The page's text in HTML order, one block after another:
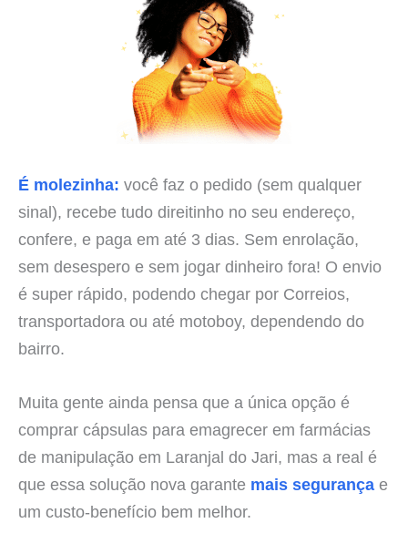
É molezinha: você faz o pedido (sem qualquer
sinal), recebe tudo direitinho no seu endereço,
confere, e paga em até 3 dias. Sem enrolação,
sem desespero e sem jogar dinheiro fora! O envio
é super rápido, podendo chegar por Correios,
transportadora ou até motoboy, dependendo do
bairro.
Muita gente ainda pensa que a única opção é
comprar cápsulas para emagrecer em farmácias
de manipulação em Laranjal do Jari, mas a real é
que essa solução nova garante mais segurança e
um custo-benefício bem melhor.